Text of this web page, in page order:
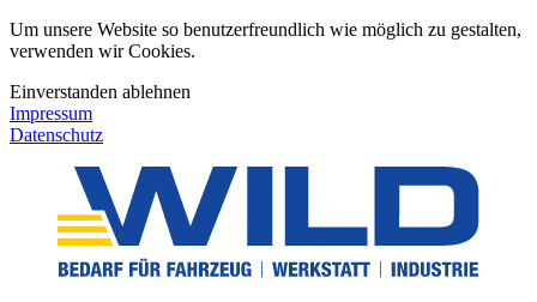
Um unsere Website so benutzerfreundlich wie möglich zu gestalten,
verwenden wir Cookies.
Einverstanden ablehnen
Impressum
Datenschutz